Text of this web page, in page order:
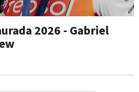
2026 - Gabriel